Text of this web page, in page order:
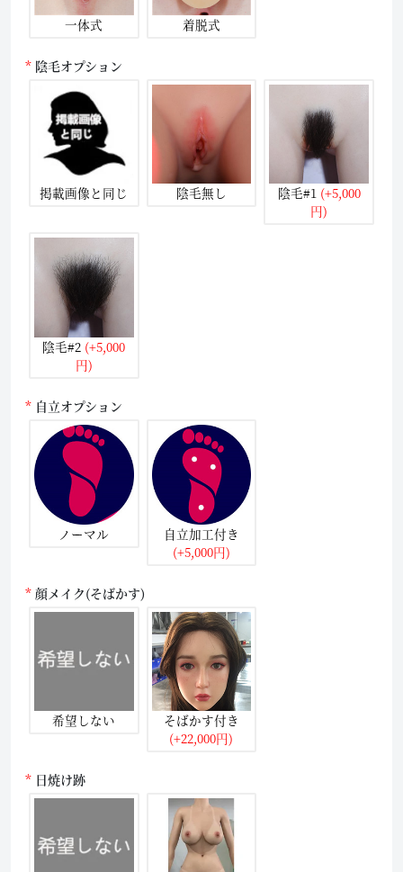
一体式 着脱式
陰毛オプション
掲載画像と同じ 陰毛無し 陰毛#1(+5,000
円)
陰毛#2 (+5,000
円)
自立オプション
ノーマル
自立加工付き
(+5,000円)
顔メイク(そばかす)
希望しない
そばかす付き
(+22,000円)
日焼け跡